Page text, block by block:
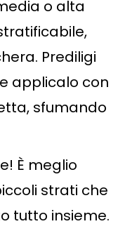
o alta
Prediligi
applicalo con
sfumando
È meglio
strati che
tutto insieme.